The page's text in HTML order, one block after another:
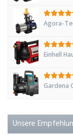
Agora-
Einhell
Gardena
Unsere